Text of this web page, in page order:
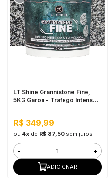
LT Shine Grannistone Fine,
5KG Garoa - Trafego Intenso
R$ 349,99
ou 4xde R$ 87,50 sem juros
- +
ADICIONAR